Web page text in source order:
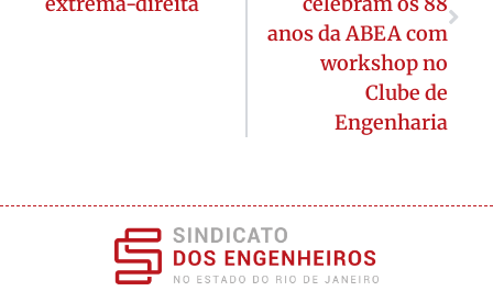
anos da ABEA com
workshop no
Clube de
Engenharia